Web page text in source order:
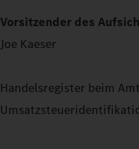
Vorsitzender des
Joe Kaeser
Handelsregister beim